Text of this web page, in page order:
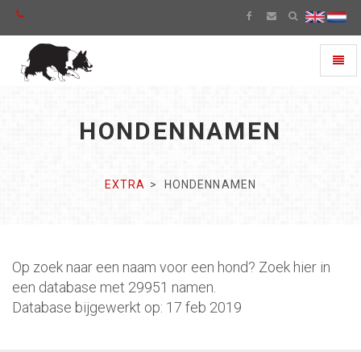
HONDENNAMEN
EXTRA HONDENNAMEN
Op zoek naar een naam voor een hond? Zoek hier in
een database met 29951 namen.
Database bijgewerkt op: 17 feb 2019